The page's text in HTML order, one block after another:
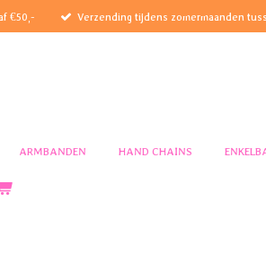
€50,- Verzending tijdens zomermaanden
ARMBANDEN HAND CHAINS